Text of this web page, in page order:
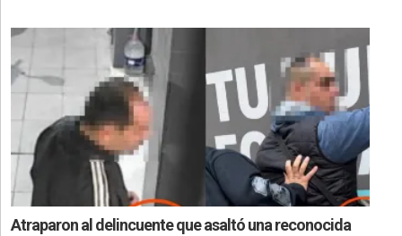
Atraparon al delincuente que asaltó una reconocida